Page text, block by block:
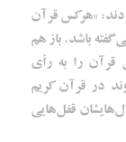
«هرکس قرآن
باشد. باز هم
را به رأی
در قرآن کریم
قفل‌هایی